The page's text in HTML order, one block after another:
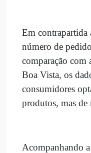
Em contrapartida
número de
comparação com
Boa Vista, os
consumidores
produtos, mas
Acompanhando